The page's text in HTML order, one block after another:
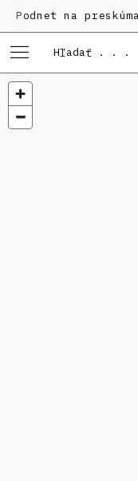
na preskúmanie